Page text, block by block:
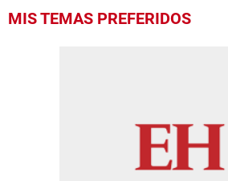
MIS TEMAS PREFERIDOS